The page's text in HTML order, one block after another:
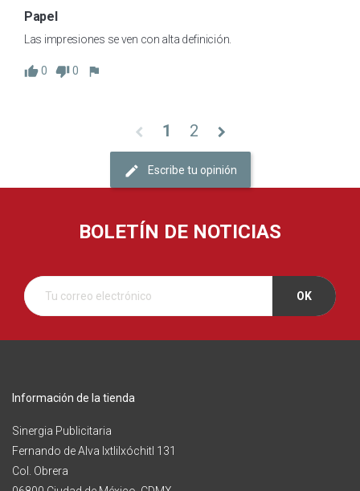
Papel
Las impresiones se ven con alta definición.
0 0
chevron_left 1 2 chevron_right
Escribe tu opinión
BOLETÍN DE NOTICIAS
Información de la tienda
Sinergia Publicitaria
Fernando de Alva Ixtlilxóchitl 131
Col. Obrera